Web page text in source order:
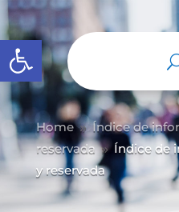
Abrir barra de
Home 9 Índice de
reservada 9 Índice de
y reservada